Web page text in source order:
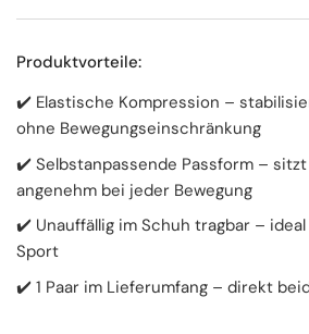
Produktvorteile:
✔️ Elastische Kompression –
ohne Bewegungseinschränkung
✔️ Selbstanpassende Passform –
angenehm bei jeder Bewegung
✔️ Unauffällig im Schuh tragbar –
Sport
✔️ 1 Paar im Lieferumfang – direkt